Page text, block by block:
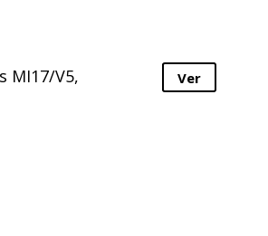
MI17/V5,
Ver